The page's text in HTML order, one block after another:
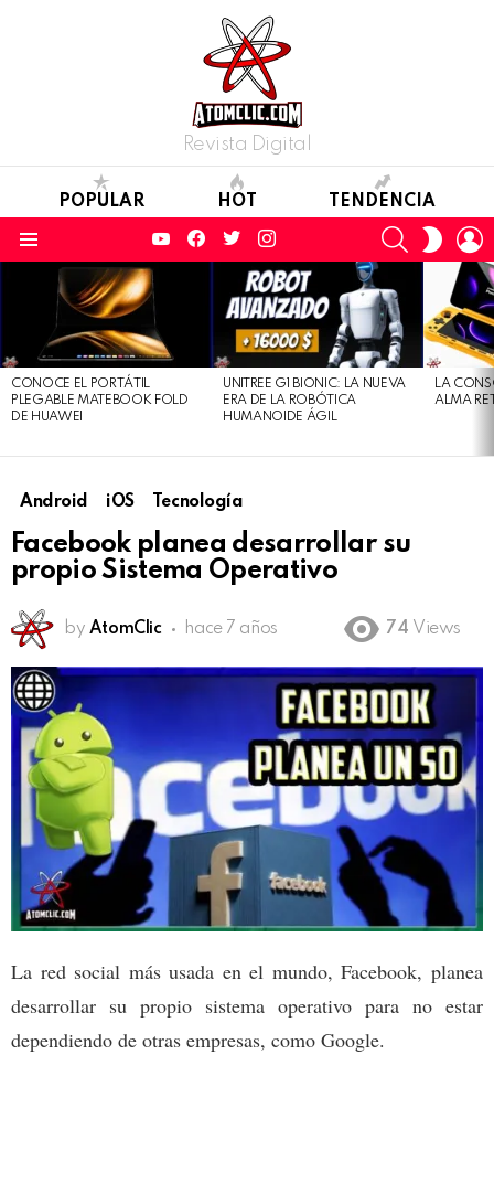
Revista Digital
POPULAR HOT TENDENCIA
YouTubeFacebook
TwitterInstagram SEARCH
SKIN
STORIES
CONOCE EL PORTÁTIL
PLEGABLE MATEBOOK FOLD
DE HUAWEI
UNITREE G1 BIONIC: LA NUEVA
ERA DE LA ROBÓTICA
HUMANOIDE ÁGIL
LA
ALMA
Android iOS Tecnología
Facebook planea desarrollar su
propio Sistema Operativo
by AtomClic hace 7 años 74 Views
La red social más usada en el mundo, Facebook, planea
desarrollar su propio sistema operativo para no estar
dependiendo de otras empresas, como Google.